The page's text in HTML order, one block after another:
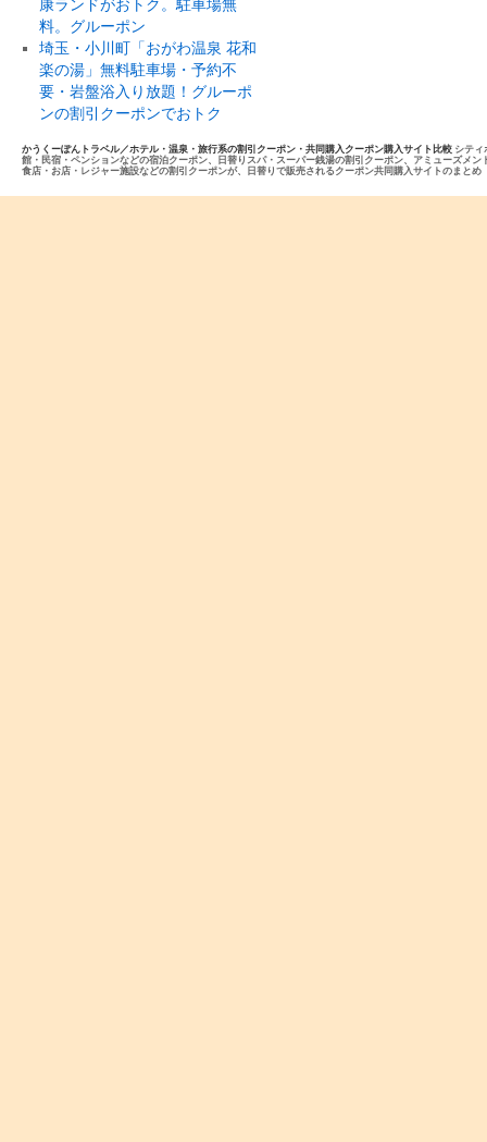
康ランドがおトク。駐車場無
料。グルーポン
埼玉・小川町「おがわ温泉 花和
楽の湯」無料駐車場・予約不
要・岩盤浴入り放題！グルーポ
ンの割引クーポンでおトク
かうくーぽんトラベル／ホテル・温泉・旅行系の割引クーポン・共同購入クーポン購入サイト比較 シティ
館・民宿・ペンションなどの宿泊クーポン、日替りスパ・スーパー銭湯の割引クーポン、アミューズメ
食店・お店・レジャー施設などの割引クーポンが、日替りで販売されるクーポン共同購入サイトのまとめ